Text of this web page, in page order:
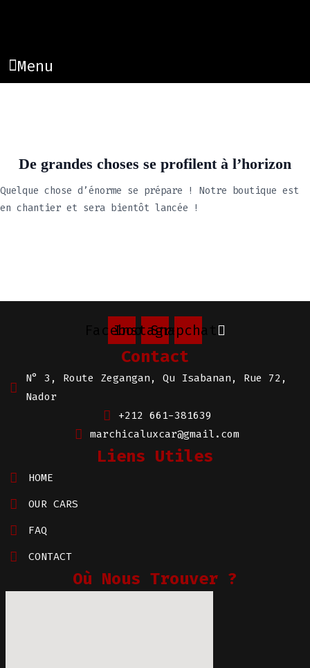
Menu
De grandes choses se profilent à l’horizon
Quelque chose d’énorme se prépare ! Notre boutique est
en chantier et sera bientôt lancée !
Facebook
Instagram
Snapchat
Contact
N° 3, Route Zegangan, Qu Isabanan, Rue 72,
Nador
+212 661-381639
marchicaluxcar@gmail.com
Liens Utiles
HOME
OUR CARS
FAQ
CONTACT
Où Nous Trouver ?